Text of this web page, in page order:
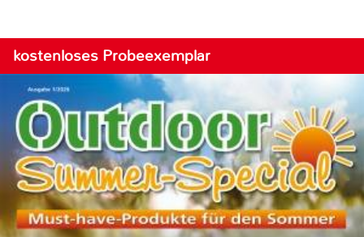
kostenloses Probeexemplar